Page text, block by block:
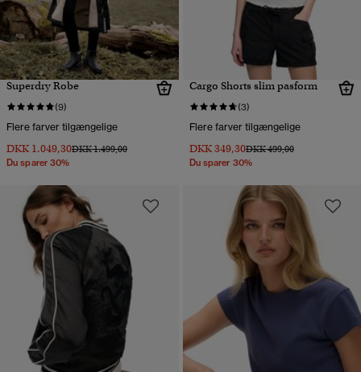
Superdry Robe
(9)
Flere farver tilgængelige
DKK 1.049,30Pris nedsat fra
DKK 1.499,00til
Du sparer 30%
Cargo Shorts slim pasform
(3)
Flere farver tilgængelige
DKK 349,30Pris nedsat fra
DKK 499,00til
Du sparer 30%